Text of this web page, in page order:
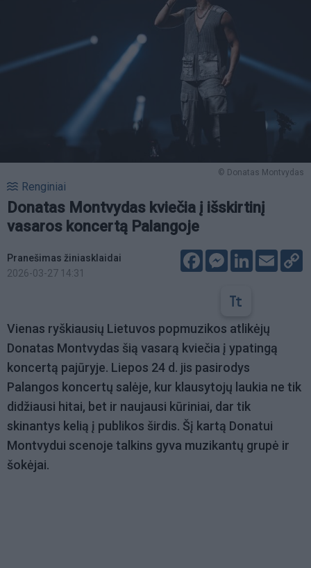
© Donatas Montvydas
Renginiai
Donatas Montvydas kviečia į išskirtinį
vasaros koncertą Palangoje
Pranešimas žiniasklaidai
2026-03-27 14:31
FacebookMessenger
LinkedIn
Email
Vienas ryškiausių Lietuvos popmuzikos atlikėjų
Donatas Montvydas šią vasarą kviečia į ypatingą
koncertą pajūryje. Liepos 24 d. jis pasirodys
Palangos koncertų salėje, kur klausytojų laukia ne tik
didžiausi hitai, bet ir naujausi kūriniai, dar tik
skinantys kelią į publikos širdis. Šį kartą Donatui
Montvydui scenoje talkins gyva muzikantų grupė ir
šokėjai.